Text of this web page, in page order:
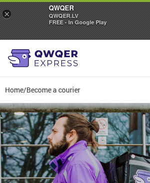
Home/Become a courier
×
QWQER
QWQER.LV
FREE - In Google Play